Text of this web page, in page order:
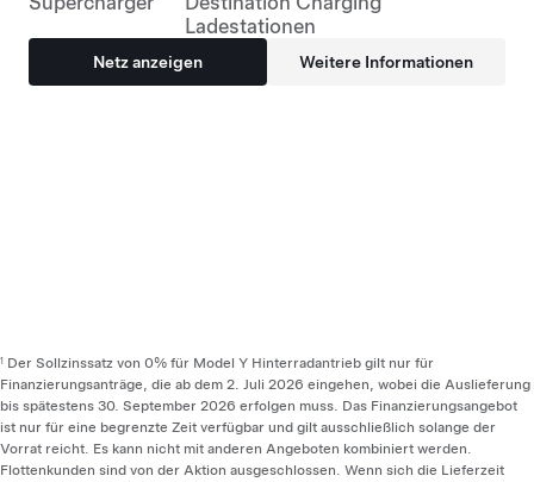
Ladestationen
Netz anzeigen Weitere Informationen
1 Der Sollzinssatz von 0% für Model Y Hinterradantrieb gilt nur für
Finanzierungsanträge, die ab dem 2. Juli 2026 eingehen, wobei die Auslieferung
bis spätestens 30. September 2026 erfolgen muss. Das Finanzierungsangebot
ist nur für eine begrenzte Zeit verfügbar und gilt ausschließlich solange der
Vorrat reicht. Es kann nicht mit anderen Angeboten kombiniert werden.
Flottenkunden sind von der Aktion ausgeschlossen. Wenn sich die Lieferzeit